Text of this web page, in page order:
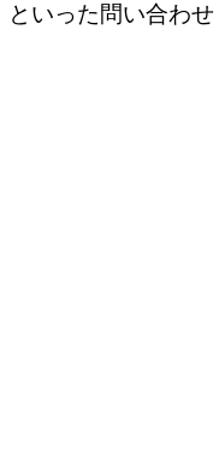
いった問い合わ